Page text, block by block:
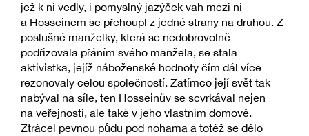
jež k ní vedly, i pomyslný jazýček vah mezi ní
a Hosseinem se přehoupl z jedné strany na druhou. Z
poslušné manželky, která se nedobrovolně
podřizovala přáním svého manžela, se stala
aktivistka, jejíž náboženské hodnoty čím dál více
rezonovaly celou společností. Zatímco její svět tak
nabýval na síle, ten Hosseinův se scvrkával nejen
na veřejnosti, ale také v jeho vlastním domově.
Ztrácel pevnou půdu pod nohama a totéž se dělo